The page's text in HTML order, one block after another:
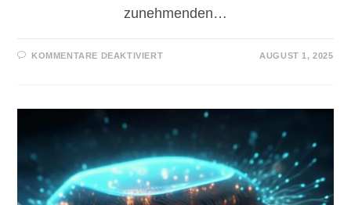
zunehmenden…
KOMMENTARE DEAKTIVIERT AUGUST 1, 2025